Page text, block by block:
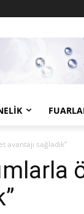
avantajı sağladık”